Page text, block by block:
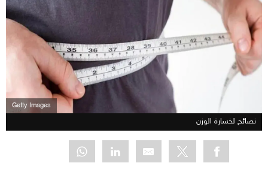
Getty Images
نصائح لخسارة الوزن